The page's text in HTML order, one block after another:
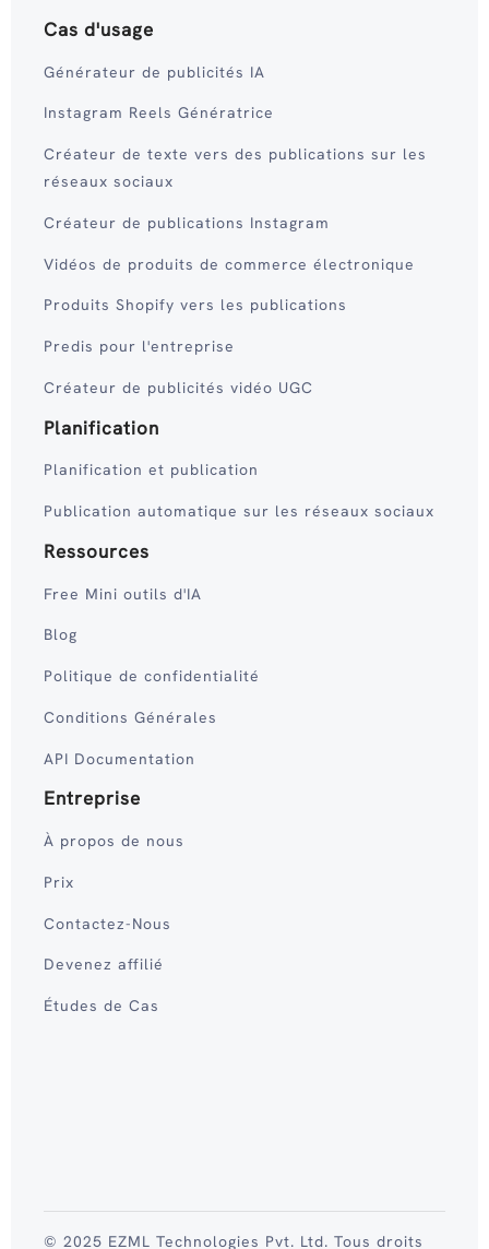
Cas d'usage
Générateur de publicités IA
Instagram Reels Génératrice
Créateur de texte vers des publications sur les
réseaux sociaux
Créateur de publications Instagram
Vidéos de produits de commerce électronique
Produits Shopify vers les publications
Predis pour l'entreprise
Créateur de publicités vidéo UGC
Planification
Planification et publication
Publication automatique sur les réseaux sociaux
Ressources
Free Mini outils d'IA
Blog
Politique de confidentialité
Conditions Générales
API Documentation
Entreprise
À propos de nous
Prix
Contactez-Nous
Devenez affilié
Études de Cas
© 2025 EZML Technologies Pvt. Ltd. Tous droits